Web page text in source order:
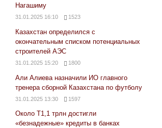
Нагашиму
31.01.2025 16:10 1523
Казахстан определился с
окончательным списком потенциальных
строителей АЭС
31.01.2025 15:20 1800
Али Алиева назначили ИО главного
тренера сборной Казахстана по футболу
31.01.2025 13:30 1597
Около Т1,1 трлн достигли
«безнадежные» кредиты в банках